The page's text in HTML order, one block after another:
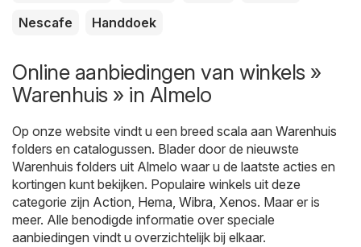
Nescafe
Handdoek
Online aanbiedingen van winkels »
Warenhuis » in Almelo
Op onze website vindt u een breed scala aan Warenhuis
folders en catalogussen. Blader door de nieuwste
Warenhuis folders uit Almelo waar u de laatste acties en
kortingen kunt bekijken. Populaire winkels uit deze
categorie zijn Action, Hema, Wibra, Xenos. Maar er is
meer. Alle benodigde informatie over speciale
aanbiedingen vindt u overzichtelijk bij elkaar.